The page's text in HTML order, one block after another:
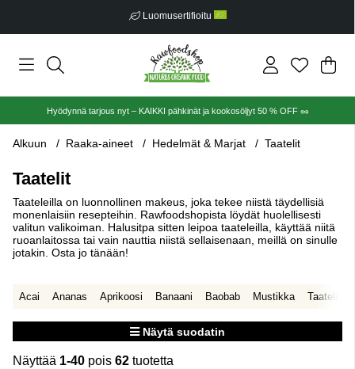
Ilmainen toimitus alkaen €30
.
Hyödynnä tarjous nyt – KAIKKI pähkinät ja kookosöljyt 50 % OFF 🥜
Alkuun Raaka-aineet Hedelmät & Marjat Taatelit
Taatelit
Taateleilla on luonnollinen makeus, joka tekee niistä täydellisiä
monenlaisiin resepteihin. Rawfoodshopista löydät huolellisesti
valitun valikoiman. Halusitpa sitten leipoa taateleilla, käyttää niitä
ruoanlaitossa tai vain nauttia niistä sellaisenaan, meillä on sinulle
jotakin. Osta jo tänään!
Acai Ananas Aprikoosi Banaani Baobab Mustikka Taatelit
Näytä suodatin
Näyttää 1-40 pois 62 tuotetta